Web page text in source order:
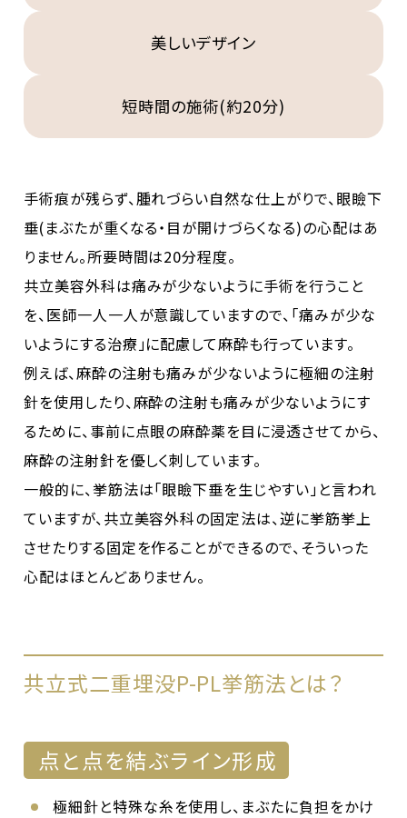
美しいデザイン
短時間の施術(約20分)
手術痕が残らず、腫れづらい自然な仕上がりで、眼瞼下
垂(まぶたが重くなる・目が開けづらくなる)の心配はあ
りません。所要時間は20分程度。
共立美容外科は痛みが少ないように手術を行うこと
を、医師一人一人が意識していますので、「痛みが少な
いようにする治療」に配慮して麻酔も行っています。
例えば、麻酔の注射も痛みが少ないように極細の注射
針を使用したり、麻酔の注射も痛みが少ないようにす
るために、事前に点眼の麻酔薬を目に浸透させてから、
麻酔の注射針を優しく刺しています。
一般的に、挙筋法は「眼瞼下垂を生じやすい」と言われ
ていますが、共立美容外科の固定法は、逆に挙筋挙上
させたりする固定を作ることができるので、そういった
心配はほとんどありません。
共立式二重埋没P-PL挙筋法とは？
点と点を結ぶライン形成
極細針と特殊な糸を使用し、まぶたに負担をかけ